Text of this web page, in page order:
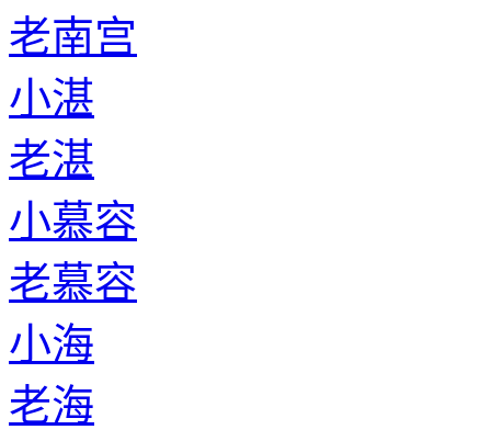
老南宫
小湛
老湛
小慕容
老慕容
小海
老海